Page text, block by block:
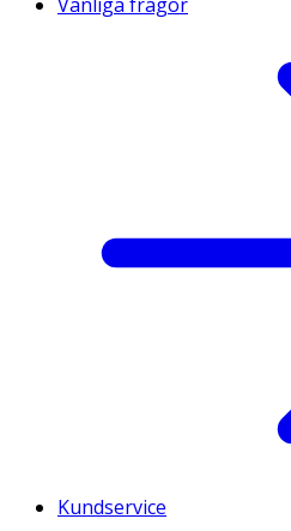
Kundservice